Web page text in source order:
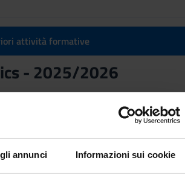
annunci Informazioni sui cookie
attività formative
- 2025/2026
Crediti
for Economics - 2025/2026(2025/